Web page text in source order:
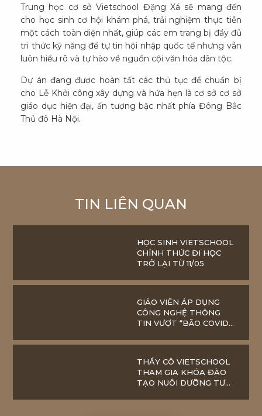
Trung học cơ sở Vietschool Đặng Xá sẽ mang đến
cho học sinh cơ hội khám phá, trải nghiệm thực tiễn
một cách toàn diện nhất, giúp các em trang bị đầy đủ
tri thức kỹ năng để tự tin hội nhập quốc tế nhưng vẫn
luôn hiểu rõ và tự hào về nguồn cội văn hóa dân tộc.
Dự án đang được hoàn tất các thủ tục để chuẩn bị
cho Lễ Khởi công xây dựng và hứa hẹn là cơ sở cơ sở
giáo dục hiện đại, ấn tượng bậc nhất phía Đông Bắc
Thủ đô Hà Nội.
TIN LIÊN QUAN
HỌC SINH VIETSCHOOL
CHÍNH THỨC ĐI HỌC
TRỞ LẠI TỪ 11/05
GIÁO VIÊN ÁP DỤNG
CÔNG NGHỆ THÔNG
TIN VƯỢT “BÃO COVID-
THẦY CÔ VIETSCHOOL
THAM GIA KHÓA ĐÀO
TẠO NUÔI DƯỠNG TƯ